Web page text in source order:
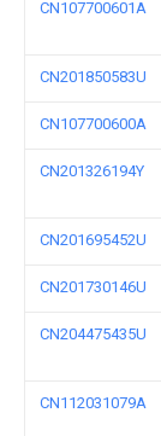
CN107700601A
CN201850583U
CN107700600A
CN201326194Y
CN201695452U
CN201730146U
CN204475435U
CN112031079A